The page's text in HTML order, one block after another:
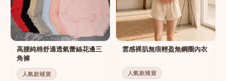
高腰純棉舒適透氣蕾絲花邊三
角褲
人氣款補貨
雲感裸肌無痕輕盈無鋼圈內衣
人氣款補貨